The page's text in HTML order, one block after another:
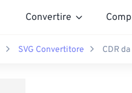
Convertire
SVG Convertitore CDR